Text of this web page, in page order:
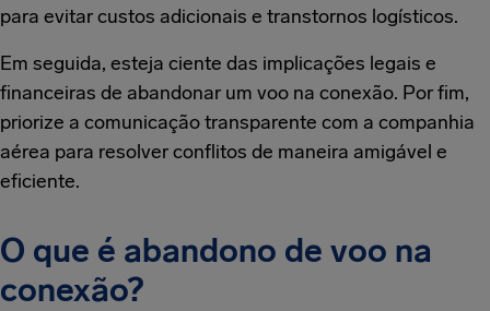
para evitar custos adicionais e transtornos logísticos.
Em seguida, esteja ciente das implicações legais e
financeiras de abandonar um voo na conexão. Por fim,
priorize a comunicação transparente com a companhia
aérea para resolver conflitos de maneira amigável e
eficiente.
O que é abandono de voo na
conexão?